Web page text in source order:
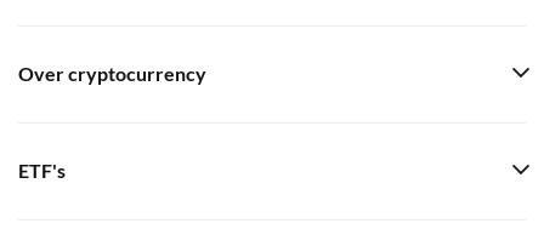
Over cryptocurrency
ETF's